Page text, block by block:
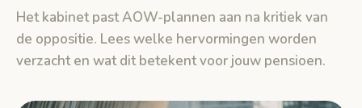
Het kabinet past AOW-plannen aan na kritiek van
de oppositie. Lees welke hervormingen worden
verzacht en wat dit betekent voor jouw pensioen.